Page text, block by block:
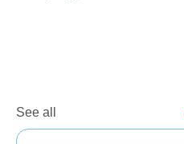
See all